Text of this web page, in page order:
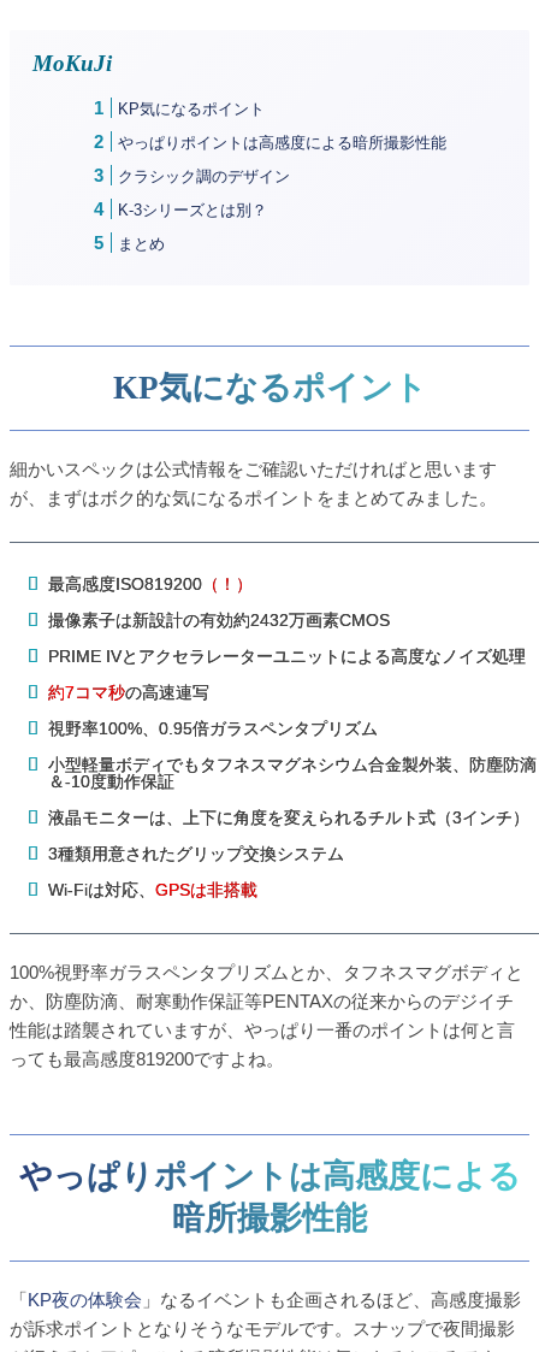
MoKuJi
KP気になるポイント
やっぱりポイントは高感度による暗所撮影性能
クラシック調のデザイン
K-3シリーズとは別？
まとめ
KP気になるポイント
細かいスペックは公式情報をご確認いただければと思います
が、まずはボク的な気になるポイントをまとめてみました。
最高感度ISO819200 （！）
撮像素子は新設計の有効約2432万画素CMOS
PRIME IVとアクセラレーターユニットによる高度なノイズ処理
約7コマ秒の高速連写
視野率100%、0.95倍ガラスペンタプリズム
小型軽量ボディでもタフネスマグネシウム合金製外装、防塵防滴
＆-10度動作保証
液晶モニターは、上下に角度を変えられるチルト式（3インチ）
3種類用意されたグリップ交換システム
Wi-Fiは対応、 GPSは非搭載
100%視野率ガラスペンタプリズムとか、タフネスマグボディと
か、防塵防滴、耐寒動作保証等PENTAXの従来からのデジイチ
性能は踏襲されていますが、やっぱり一番のポイントは何と言
っても最高感度819200ですよね。
やっぱりポイントは高感度による
暗所撮影性能
「KP夜の体験会 」なるイベントも企画されるほど、高感度撮影
が訴求ポイントとなりそうなモデルです。スナップで夜間撮影